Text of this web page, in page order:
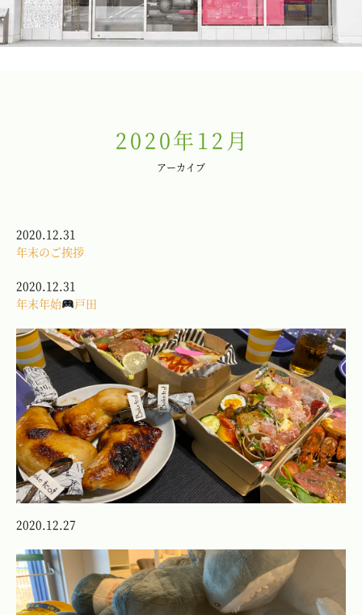
2020年12月
アーカイブ
2020.12.31
年末のご挨拶
2020.12.31
年末年始
戸田
2020.12.27